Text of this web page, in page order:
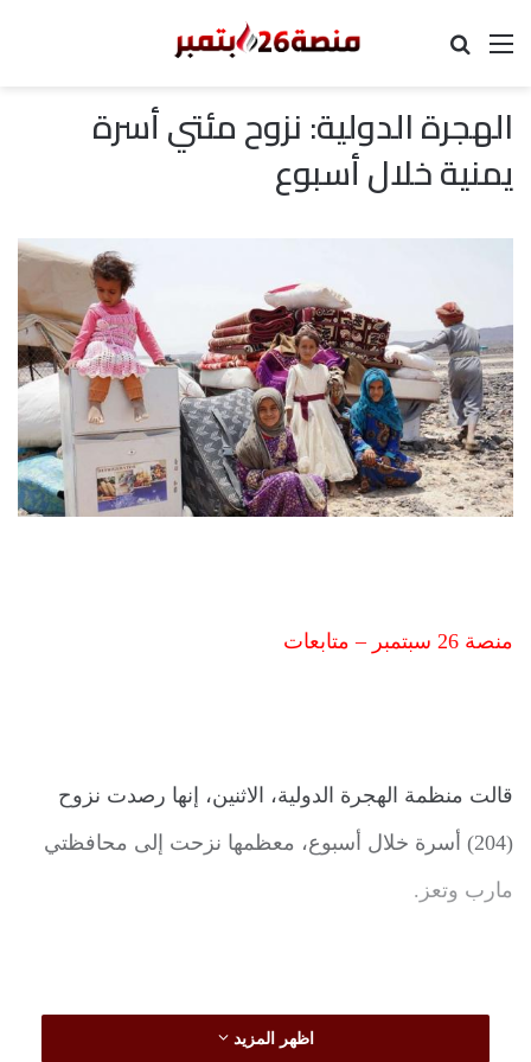
القائمة
الهجرة الدولية: نزوح مئتي أسرة
يمنية خلال أسبوع
منصة 26 سبتمبر – متابعات
قالت منظمة الهجرة الدولية، الاثنين، إنها رصدت نزوح
(204) أسرة خلال أسبوع، معظمها نزحت إلى محافظتي
مارب وتعز.
اظهر المزيد